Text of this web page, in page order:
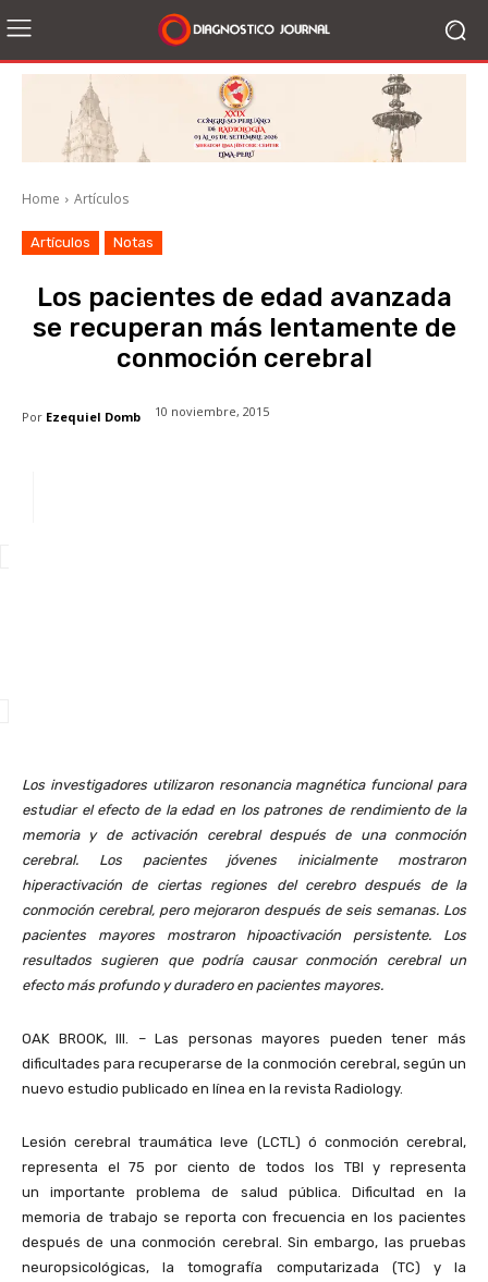
Home Artículos
Artículos Notas
Los pacientes de edad avanzada
se recuperan más lentamente de
conmoción cerebral
Por Ezequiel Domb 10 noviembre, 2015
Los investigadores utilizaron resonancia magnética funcional para
estudiar el efecto de la edad en los patrones de rendimiento de la
memoria y de activación cerebral después de una conmoción
cerebral. Los pacientes jóvenes inicialmente mostraron
hiperactivación de ciertas regiones del cerebro después de la
conmoción cerebral, pero mejoraron después de seis semanas. Los
pacientes mayores mostraron hipoactivación persistente. Los
resultados sugieren que podría causar conmoción cerebral un
efecto más profundo y duradero en pacientes mayores.
OAK BROOK, Ill. – Las personas mayores pueden tener más
dificultades para recuperarse de la conmoción cerebral, según un
nuevo estudio publicado en línea en la revista Radiology.
Lesión cerebral traumática leve (LCTL) ó conmoción cerebral,
representa el 75 por ciento de todos los TBI y representa
un importante problema de salud pública. Dificultad en la
memoria de trabajo se reporta con frecuencia en los pacientes
después de una conmoción cerebral. Sin embargo, las pruebas
neuropsicológicas, la tomografía computarizada (TC) y la